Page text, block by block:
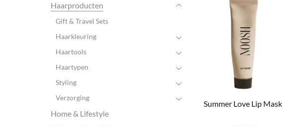
Summer Love Lip Mask
Haarproducten
Gift & Travel Sets
Haarkleuring
Haartools
Haartypen
Styling
Verzorging
Home & Lifestyle